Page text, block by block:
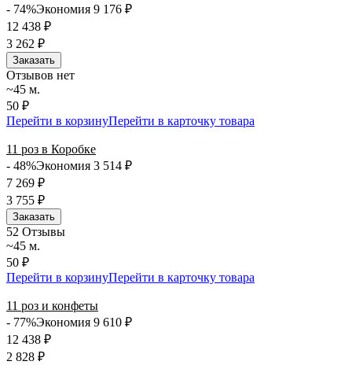
- 74%Экономия 9 176 ₽
12 438 ₽
3 262 ₽
Заказать
Отзывов нет
~45 м.
50 ₽
Перейти в корзинуПерейти в карточку товара
11 роз в Коробке
- 48%Экономия 3 514 ₽
7 269 ₽
3 755 ₽
Заказать
52 Отзывы
~45 м.
50 ₽
Перейти в корзинуПерейти в карточку товара
11 роз и конфеты
- 77%Экономия 9 610 ₽
12 438 ₽
2 828 ₽